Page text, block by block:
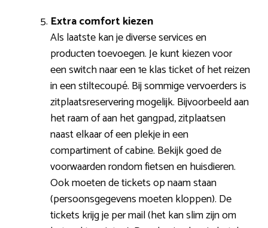
Extra comfort kiezen
Als laatste kan je diverse services en
producten toevoegen. Je kunt kiezen voor
een switch naar een 1e klas ticket of het reizen
in een stiltecoupé. Bij sommige vervoerders is
zitplaatsreservering mogelijk. Bijvoorbeeld aan
het raam of aan het gangpad, zitplaatsen
naast elkaar of een plekje in een
compartiment of cabine. Bekijk goed de
voorwaarden rondom fietsen en huisdieren.
Ook moeten de tickets op naam staan
(persoonsgegevens moeten kloppen). De
tickets krijg je per mail (het kan slim zijn om